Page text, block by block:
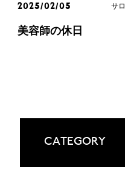
2025/02/05 サ
美容師の休日
CATEGORY